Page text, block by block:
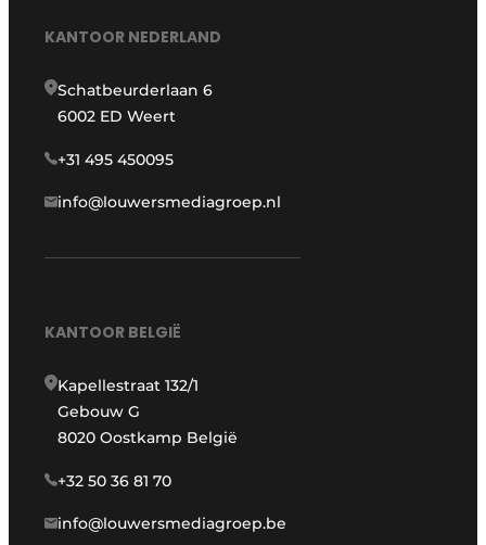
KANTOOR NEDERLAND
Schatbeurderlaan 6
6002 ED Weert
+31 495 450095
info@louwersmediagroep.nl
KANTOOR BELGIË
Kapellestraat 132/1
Gebouw G
8020 Oostkamp België
+32 50 36 81 70
info@louwersmediagroep.be